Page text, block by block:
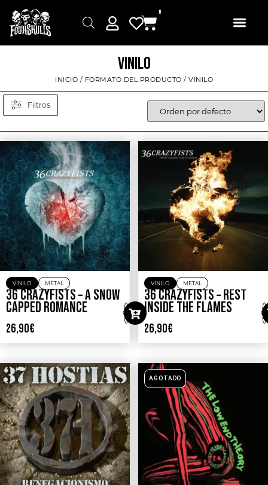
0
VINILO
INICIO / FORMATO DEL PRODUCTO / VINILO
Filtros
VINILO METAL
36 CRAZYFISTS – A SNOW
CAPPED ROMANCE
26,90€
VINILO METAL
36 CRAZYFISTS – REST
INSIDE THE FLAMES
26,90€
AGOTADO